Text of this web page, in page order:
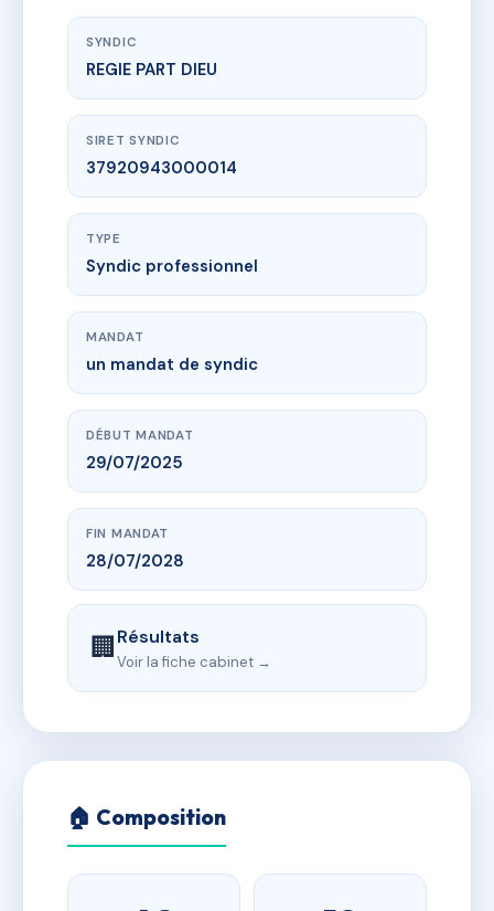
SYNDIC
REGIE PART DIEU
SIRET SYNDIC
37920943000014
TYPE
Syndic professionnel
MANDAT
un mandat de syndic
DÉBUT MANDAT
29/07/2025
FIN MANDAT
28/07/2028
🏢Résultats
Voir la fiche cabinet →
🏠 Composition